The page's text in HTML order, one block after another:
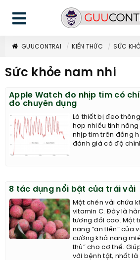
GUUCONTRAI KIẾN THỨC SỨC
Sức khỏe nam nhi
Apple Watch đo nhịp tim có
đo chuyên dụng
Là thiết bị đeo
hợp nhiều tính
nhịp tim trên đồng
đánh giá có độ
8 tác dụng nổi bật của trái vải
Một chén vải chứa
vitamin C. Đây là
tương đối cao. Một
năng “ăn tiền” của
cường khả năng
thủ” cho cơ thể.
với bệnh tật, nhất